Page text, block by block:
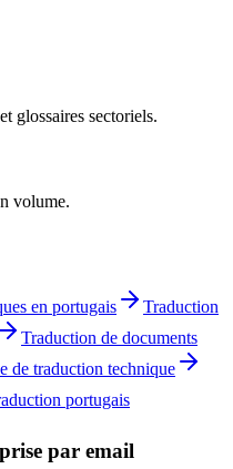
glossaires sectoriels.
volume.
en portugais
Traduction
Traduction de documents
de traduction technique
portugais
par email